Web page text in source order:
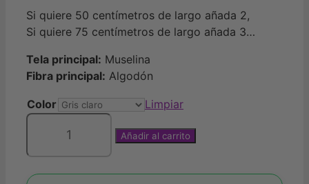
Si quiere 50 centímetros de largo añada 2,
Si quiere 75 centímetros de largo añada 3…
Tela principal: Muselina
Fibra principal: Algodón
Color Limpiar
Muselina
palabras
cantidad
Añadir al carrito